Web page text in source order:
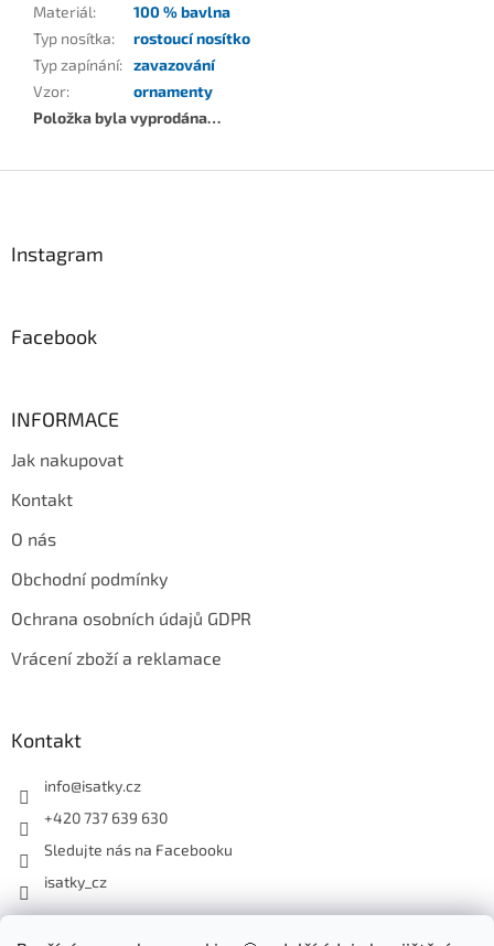
Materiál:
100 % bavlna
Typ nosítka:
rostoucí nosítko
Typ zapínání: zavazování
Vzor:
ornamenty
Položka byla vyprodána…
Instagram
Facebook
INFORMACE
Jak nakupovat
Kontakt
O nás
Obchodní podmínky
Ochrana osobních údajů GDPR
Vrácení zboží a reklamace
Kontakt
info@isatky.cz
+420 737 639 630
Sledujte nás na Facebooku
isatky_cz